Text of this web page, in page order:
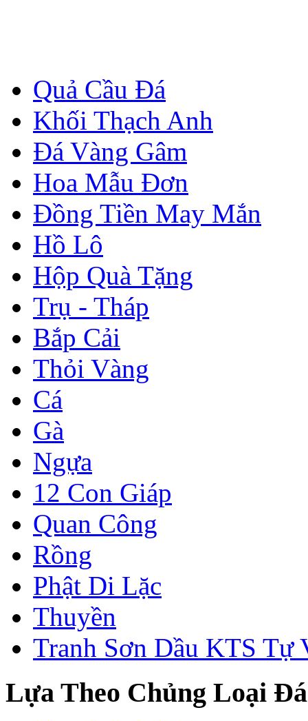
Quả Cầu Đá
Khối Thạch Anh
Đá Vàng Gâm
Hoa Mẫu Đơn
Đồng Tiền May Mắn
Hồ Lô
Hộp Quà Tặng
Trụ - Tháp
Bắp Cải
Thỏi Vàng
Cá
Gà
Ngựa
12 Con Giáp
Quan Công
Rồng
Phật Di Lặc
Thuyền
Tranh Sơn Dầu KTS Tự
Lựa Theo Chủng Loại Đá